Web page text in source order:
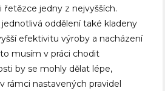
řetězce jedny z nejvyšších.
oddělení také kladeny
efektivitu výroby a nacházení
musím v práci chodit
by se mohly dělat lépe,
rámci nastavených pravidel